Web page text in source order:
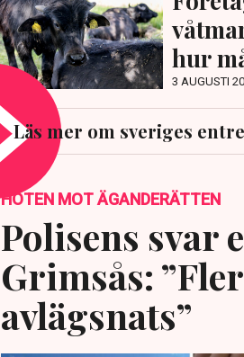
hur
3 AUGUSTI
Läs mer om sveriges
HOTEN MOT ÄGANDERÄTTEN
Polisens svar
Grimsås:
avlägsnats”